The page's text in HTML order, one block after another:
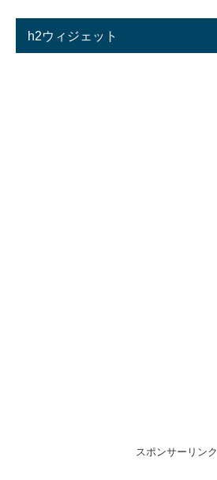
h2ウィジェット
スポンサーリンク